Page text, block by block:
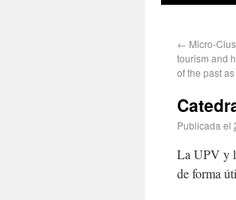
← Micro-
tourism and
of the past
Publicada el
La UPV y
de forma